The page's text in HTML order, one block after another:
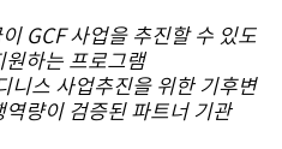
GCF 사업을 추진할 수 있도
원하는 프로그램
니스 사업추진을 위한 기후변
량이 검증된 파트너 기관